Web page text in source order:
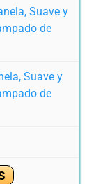
Suave y
de